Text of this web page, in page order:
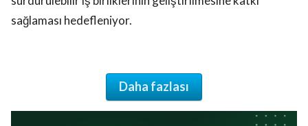
sağlaması hedefleniyor.
Daha fazlası